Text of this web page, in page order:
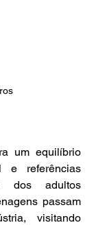
um equilíbrio
e referências
dos adultos
passam
visitando